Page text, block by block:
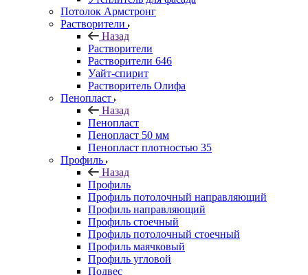
Потолок Армстронг
Растворители
Назад
Растворители
Растворители 646
Уайт-спирит
Растворитель Олифа
Пенопласт
Назад
Пенопласт
Пенопласт 50 мм
Пенопласт плотностью 35
Профиль
Назад
Профиль
Профиль потолочный направляющий
Профиль направляющий
Профиль стоечный
Профиль потолочный стоечный
Профиль маячковый
Профиль угловой
Подвес